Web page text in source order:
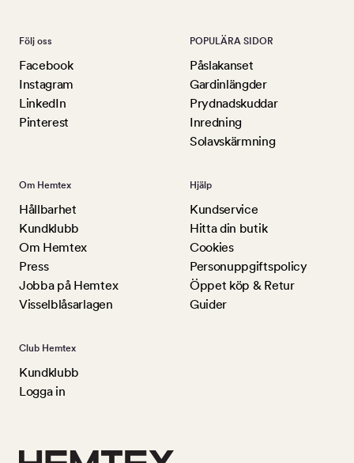
Följ oss
Facebook
Instagram
LinkedIn
Pinterest
POPULÄRA SIDOR
Påslakanset
Gardinlängder
Prydnadskuddar
Inredning
Solavskärmning
Om Hemtex
Hållbarhet
Kundklubb
Om Hemtex
Press
Jobba på Hemtex
Visselblåsarlagen
Hjälp
Kundservice
Hitta din butik
Cookies
Personuppgiftspolicy
Öppet köp & Retur
Guider
Club Hemtex
Kundklubb
Logga in